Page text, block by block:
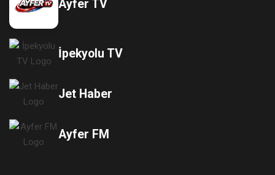
Ayfer TV
İpekyolu TV
Jet Haber
Ayfer FM